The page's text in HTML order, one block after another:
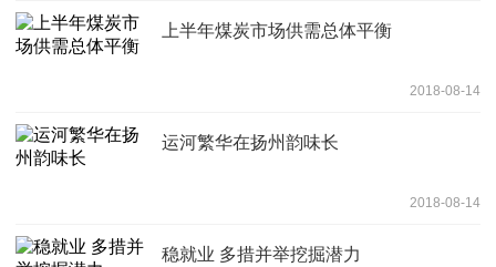
上半年煤炭市场供需总体平衡
2018-08-14
运河繁华在扬州韵味长
2018-08-14
稳就业 多措并举挖掘潜力